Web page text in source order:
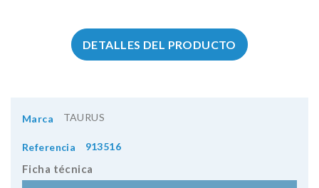
DETALLES DEL PRODUCTO
Marca TAURUS
Referencia 913516
Ficha técnica